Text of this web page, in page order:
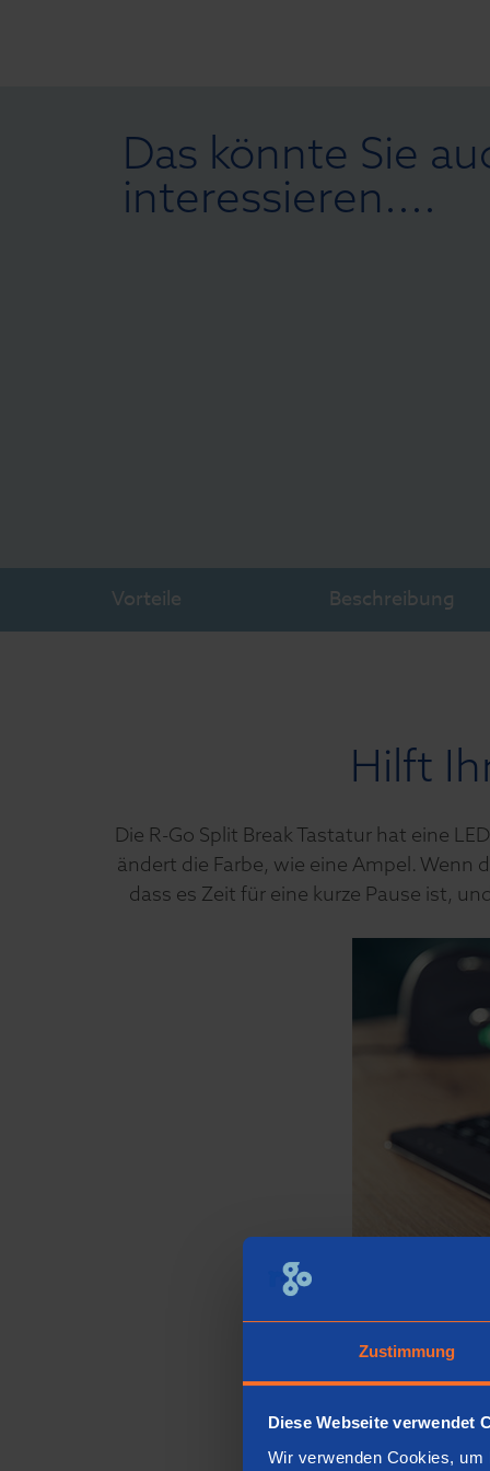
Zustimmung
Diese Webseite verwendet
Wir verwenden Cookies,
Das könnte Sie
interessieren....
Vorteile Beschreibung
Hilft
Die R-Go Split Break Tastatur hat eine
ändert die Farbe, wie eine Ampel. Wenn
dass es Zeit für eine kurze Pause ist,